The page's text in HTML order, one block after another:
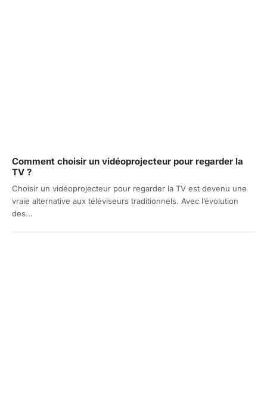
Comment choisir un vidéoprojecteur pour regarder la
TV ?
Choisir un vidéoprojecteur pour regarder la TV est devenu une
vraie alternative aux téléviseurs traditionnels. Avec l’évolution
des...